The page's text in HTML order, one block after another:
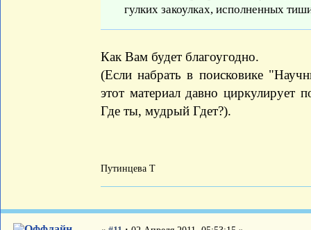
гулких закоулках, исполненных
Как Вам будет благоугодно.
(Если набрать в поисковике
этот материал давно циркулирует
Где ты, мудрый Гдет?).
Путинцева Т